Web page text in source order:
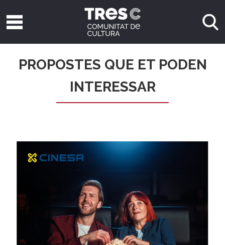
PROPOSTES QUE ET PODEN
INTERESSAR